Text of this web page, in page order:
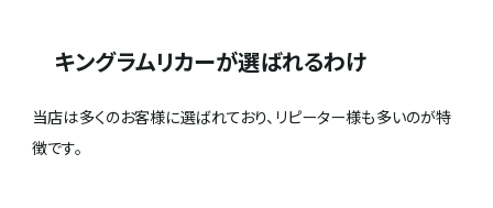
キングラムリカーが選ばれるわけ
当店は多くのお客様に選ばれており、リピーター様も多いのが特
徴です。